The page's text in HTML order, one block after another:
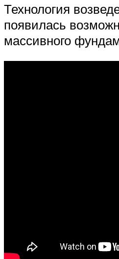
Технология
появилась
массивного